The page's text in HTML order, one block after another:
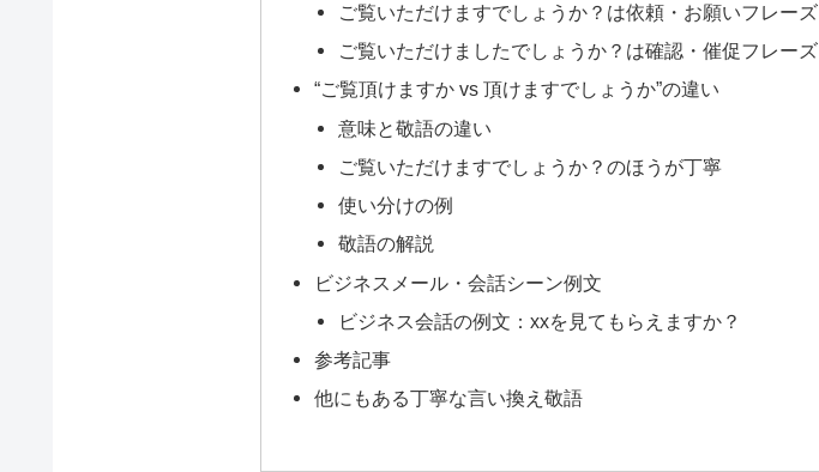
ご覧いただけますでしょうか？は依頼・お願いフレーズ
ご覧いただけましたでしょうか？は確認・催促フレーズ
“ご覧頂けますか vs 頂けますでしょうか”の違い
意味と敬語の違い
ご覧いただけますでしょうか？のほうが丁寧
使い分けの例
敬語の解説
ビジネスメール・会話シーン例文
ビジネス会話の例文：xxを見てもらえますか？
参考記事
他にもある丁寧な言い換え敬語